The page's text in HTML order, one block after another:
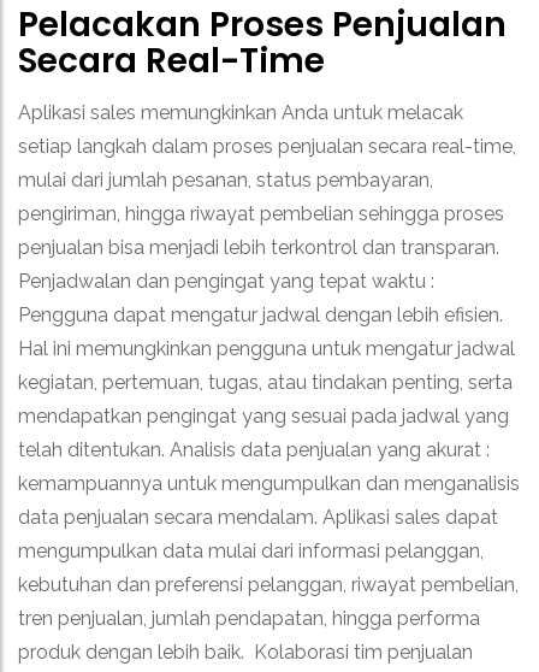
Pelacakan Proses Penjualan
Secara Real-Time
Aplikasi sales memungkinkan Anda untuk melacak
setiap langkah dalam proses penjualan secara real-time,
mulai dari jumlah pesanan, status pembayaran,
pengiriman, hingga riwayat pembelian sehingga proses
penjualan bisa menjadi lebih terkontrol dan transparan.
Penjadwalan dan pengingat yang tepat waktu :
Pengguna dapat mengatur jadwal dengan lebih efisien.
Hal ini memungkinkan pengguna untuk mengatur jadwal
kegiatan, pertemuan, tugas, atau tindakan penting, serta
mendapatkan pengingat yang sesuai pada jadwal yang
telah ditentukan. Analisis data penjualan yang akurat :
kemampuannya untuk mengumpulkan dan menganalisis
data penjualan secara mendalam. Aplikasi sales dapat
mengumpulkan data mulai dari informasi pelanggan,
kebutuhan dan preferensi pelanggan, riwayat pembelian,
tren penjualan, jumlah pendapatan, hingga performa
produk dengan lebih baik. Kolaborasi tim penjualan